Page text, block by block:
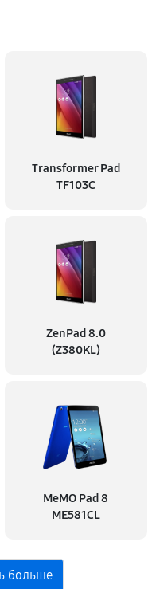
Transformer Pad
TF103C
ZenPad 8.0
(Z380KL)
MeMO Pad 8
ME581CL